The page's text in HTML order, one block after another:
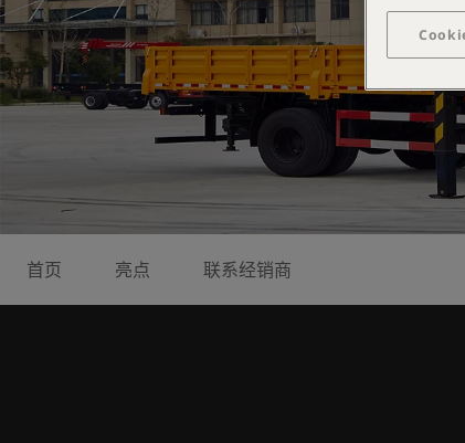
首页 亮点 联系经销商
八边形大臂截面